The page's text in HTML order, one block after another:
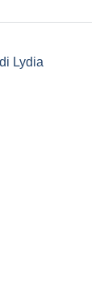
Lydia